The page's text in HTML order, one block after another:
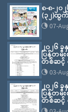
၈-၈-၂
(၃၂)ထွ
07-
၂၀၂၆
ပြန်တမ်
တစ်ဆင့်
03-
၂၀၂၆
ပြန်တမ်
တစ်ဆင့်